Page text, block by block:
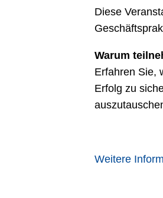
Diese
Warum
Erfahren Sie,
Erfolg zu
Weitere